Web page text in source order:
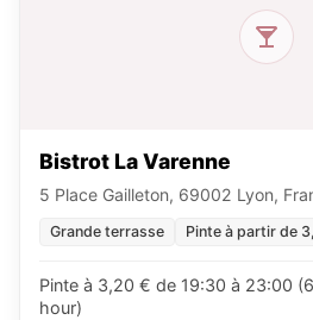
Bistrot La Varenne
5 Place Gailleton, 69002 Lyon,
Grande terrasse Pinte à partir de
Pinte à 3,20 € de 19:30 à 23:00
hour)